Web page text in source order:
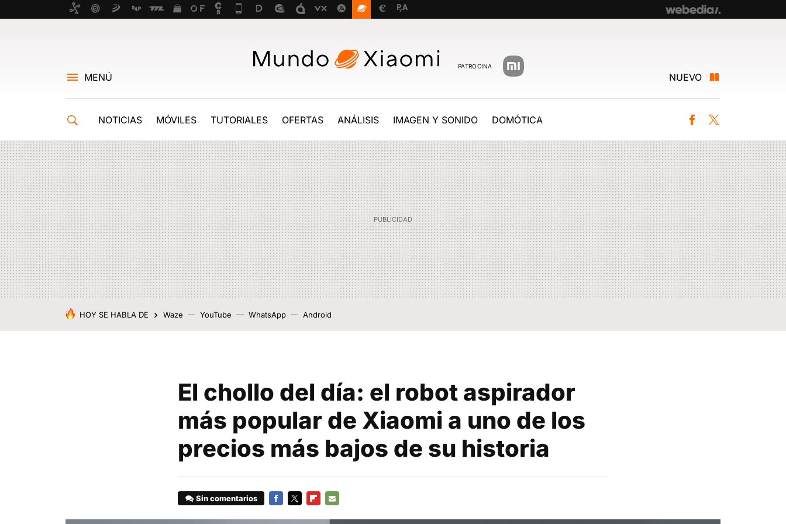
PATROCINA
MENÚ NUEVO
NOTICIAS MÓVILES TUTORIALES OFERTAS ANÁLISIS IMAGEN Y SONIDO DOMÓTICA Facebook
HOY SE HABLA DE Waze YouTube WhatsApp Android
El chollo del día: el robot aspirador
más popular de Xiaomi a uno de los
precios más bajos de su historia
Sin comentarios